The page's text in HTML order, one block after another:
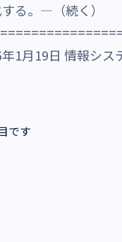
る。―（続く）
1月19日 情報シス
です